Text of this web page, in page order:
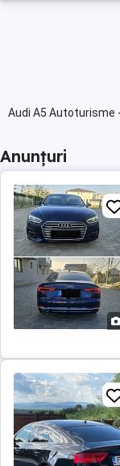
Audi A5 Autoturisme
Anunțuri